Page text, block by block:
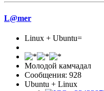
L@mer
Linux + Ubuntu=
Молодой камчадал
Сообщения: 928
Ubuntu + Linux